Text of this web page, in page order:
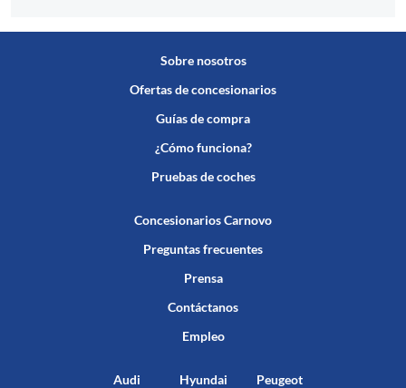
Sobre nosotros
Ofertas de concesionarios
Guías de compra
¿Cómo funciona?
Pruebas de coches
Concesionarios Carnovo
Preguntas frecuentes
Prensa
Contáctanos
Empleo
Audi
Hyundai
Peugeot